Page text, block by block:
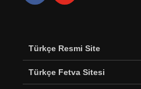
Türkçe Resmi Site
Türkçe Fetva Sitesi